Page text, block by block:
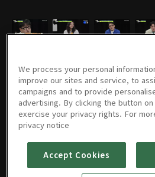
104회
03/30/2026 • 1시간 50분
103회 102회 101
We process your personal
improve our sites and service, to
campaigns and to provide
advertising. By clicking the button
exercise your privacy rights. For
privacy notice
Accept Cookies